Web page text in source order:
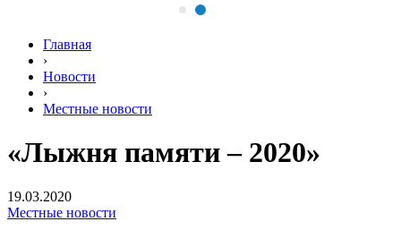
Главная
›
Новости
›
Местные новости
«Лыжня памяти – 2020»
19.03.2020
Местные новости